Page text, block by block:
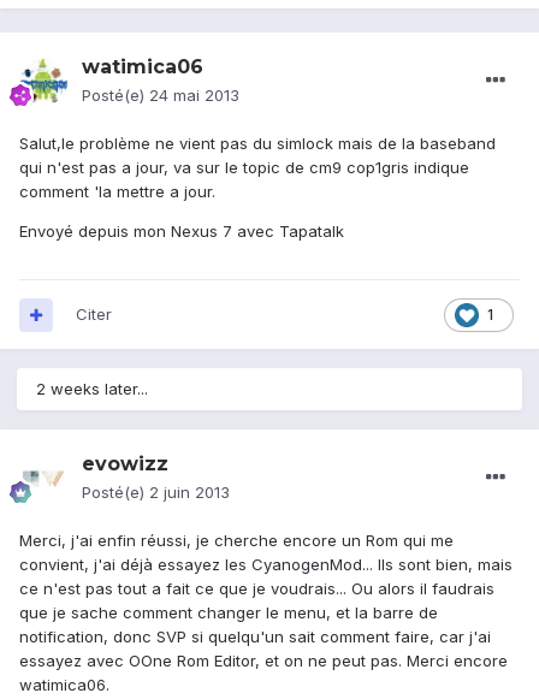
watimica06
Posté(e) 24 mai 2013
Salut,le problème ne vient pas du simlock mais de la baseband
qui n'est pas a jour, va sur le topic de cm9 cop1gris indique
comment 'la mettre a jour.
Envoyé depuis mon Nexus 7 avec Tapatalk
1
Citer
2 weeks later...
evowizz
Posté(e) 2 juin 2013
Merci, j'ai enfin réussi, je cherche encore un Rom qui me
convient, j'ai déjà essayez les CyanogenMod... Ils sont bien, mais
ce n'est pas tout a fait ce que je voudrais... Ou alors il faudrais
que je sache comment changer le menu, et la barre de
notification, donc SVP si quelqu'un sait comment faire, car j'ai
essayez avec OOne Rom Editor, et on ne peut pas. Merci encore
watimica06.